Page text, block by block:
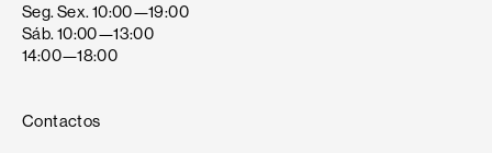
Seg. Sex. 10:00—19:00
Sáb. 10:00—13:00
14:00—18:00
Contactos